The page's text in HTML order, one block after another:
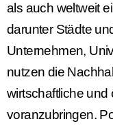
als auch weltweit
darunter Städte
Unternehmen,
nutzen die
wirtschaftliche und
voranzubringen.